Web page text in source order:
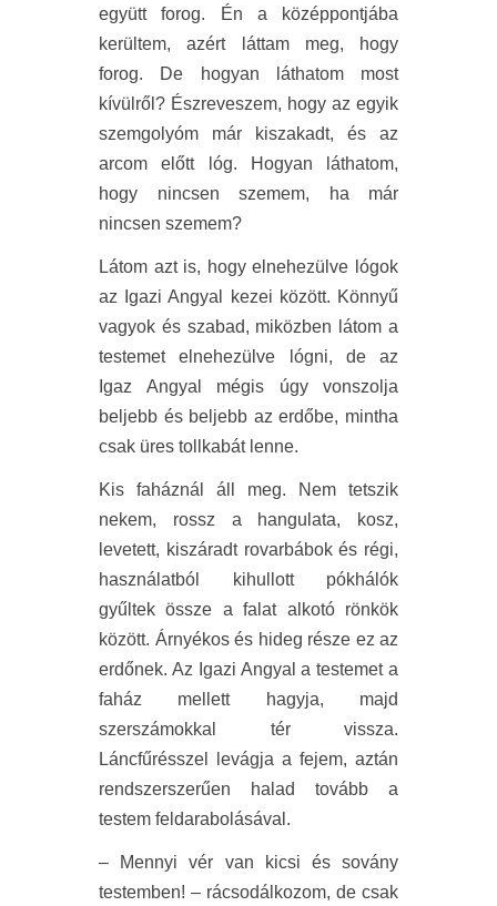
együtt forog. Én a középpontjába
kerültem, azért láttam meg, hogy
forog. De hogyan láthatom most
kívülről? Észreveszem, hogy az egyik
szemgolyóm már kiszakadt, és az
arcom előtt lóg. Hogyan láthatom,
hogy nincsen szemem, ha már
nincsen szemem?
Látom azt is, hogy elnehezülve lógok
az Igazi Angyal kezei között. Könnyű
vagyok és szabad, miközben látom a
testemet elnehezülve lógni, de az
Igaz Angyal mégis úgy vonszolja
beljebb és beljebb az erdőbe, mintha
csak üres tollkabát lenne.
Kis faháznál áll meg. Nem tetszik
nekem, rossz a hangulata, kosz,
levetett, kiszáradt rovarbábok és régi,
használatból kihullott pókhálók
gyűltek össze a falat alkotó rönkök
között. Árnyékos és hideg része ez az
erdőnek. Az Igazi Angyal a testemet a
faház mellett hagyja, majd
szerszámokkal tér vissza.
Láncfűrésszel levágja a fejem, aztán
rendszerszerűen halad tovább a
testem feldarabolásával.
– Mennyi vér van kicsi és sovány
testemben! – rácsodálkozom, de csak